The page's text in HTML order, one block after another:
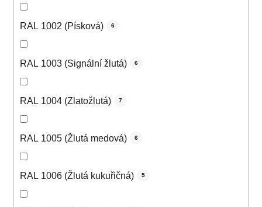
RAL 1002 (Písková) 6
RAL 1003 (Signální žlutá) 6
RAL 1004 (Zlatožlutá) 7
RAL 1005 (Žlutá medová) 6
RAL 1006 (Žlutá kukuřičná) 5